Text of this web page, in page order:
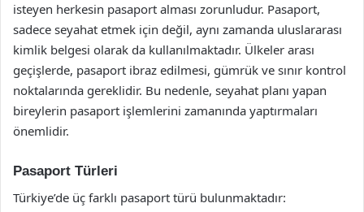
isteyen herkesin pasaport alması zorunludur. Pasaport,
sadece seyahat etmek için değil, aynı zamanda uluslararası
kimlik belgesi olarak da kullanılmaktadır. Ülkeler arası
geçişlerde, pasaport ibraz edilmesi, gümrük ve sınır kontrol
noktalarında gereklidir. Bu nedenle, seyahat planı yapan
bireylerin pasaport işlemlerini zamanında yaptırmaları
önemlidir.
Pasaport Türleri
Türkiye’de üç farklı pasaport türü bulunmaktadır: